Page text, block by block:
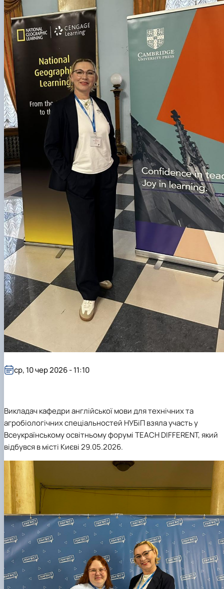
Всеукраїнському освітньому форумі TEACH DIFFERENT, який
відбувся в місті Києві 29.05.2026.
ср, 10 чер 2026 - 11:10